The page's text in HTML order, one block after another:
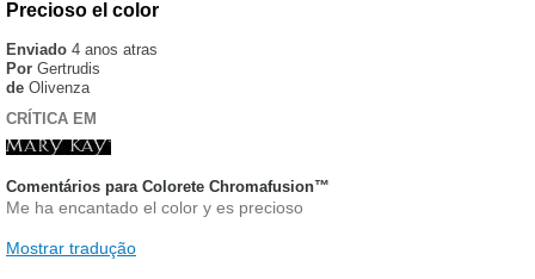
Precioso el color
Enviado 4 anos atras
Por Gertrudis
de Olivenza
CRÍTICA EM
Comentários para Colorete Chromafusion™
Me ha encantado el color y es precioso
Mostrar tradução